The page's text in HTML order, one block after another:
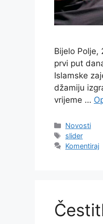
Bijelo Polje,
prvi put
Islamske
džamiju
vrijeme …
Kategorije
Novosti
Oznake
slider
Komentiraj